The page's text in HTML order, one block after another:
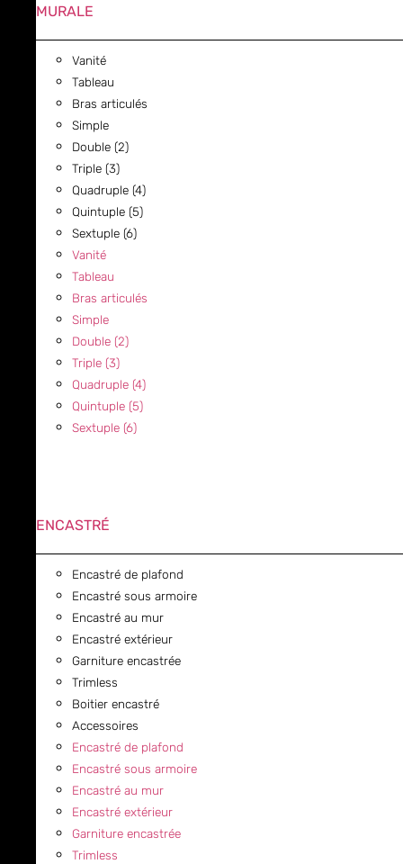
MURALE
Vanité
Tableau
Bras articulés
Simple
Double (2)
Triple (3)
Quadruple (4)
Quintuple (5)
Sextuple (6)
Vanité
Tableau
Bras articulés
Simple
Double (2)
Triple (3)
Quadruple (4)
Quintuple (5)
Sextuple (6)
ENCASTRÉ
Encastré de plafond
Encastré sous armoire
Encastré au mur
Encastré extérieur
Garniture encastrée
Trimless
Boitier encastré
Accessoires
Encastré de plafond
Encastré sous armoire
Encastré au mur
Encastré extérieur
Garniture encastrée
Trimless